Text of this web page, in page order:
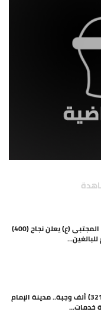
مستشفى الإمام الحسن المجتبى (ع) يعلن نجاح (400)
أكثر من (45) ألف زائر و(321) ألف وجبة.. مدينة الإمام
خدمات...